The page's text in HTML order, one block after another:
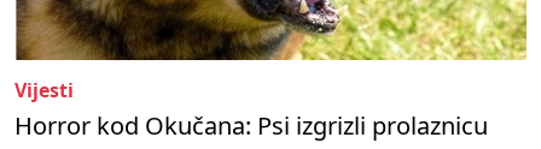
Vijesti
Horror kod Okučana: Psi izgrizli prolaznicu